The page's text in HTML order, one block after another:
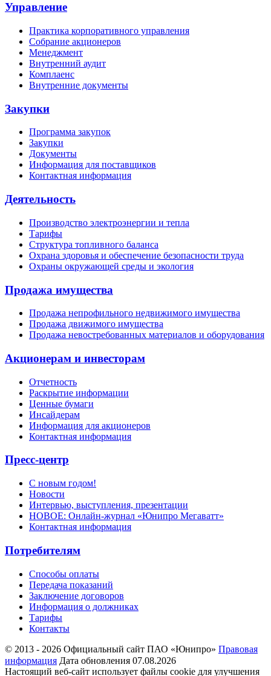
Управление
Практика корпоративного управления
Собрание акционеров
Менеджмент
Внутренний аудит
Комплаенс
Внутренние документы
Закупки
Программа закупок
Закупки
Документы
Информация для поставщиков
Контактная информация
Деятельность
Производство электроэнергии и тепла
Тарифы
Структура топливного баланса
Охрана здоровья и обеспечение безопасности труда
Охраны окружающей среды и экология
Продажа имущества
Продажа непрофильного недвижимого имущества
Продажа движимого имущества
Продажа невостребованных материалов и оборудования
Акционерам и инвесторам
Отчетность
Раскрытие информации
Ценные бумаги
Инсайдерам
Информация для акционеров
Контактная информация
Пресс-центр
С новым годом!
Новости
Интервью, выступления, презентации
НОВОЕ: Онлайн-журнал «Юнипро Мегаватт»
Контактная информация
Потребителям
Способы оплаты
Передача показаний
Заключение договоров
Информация о должниках
Тарифы
Контакты
© 2013 - 2026 Официальный сайт ПАО «Юнипро» Правовая
информация Дата обновления 07.08.2026
Настоящий веб-сайт использует файлы cookie для улучшения